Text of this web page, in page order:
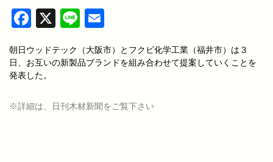
Facebook
X Line
朝日ウッドテック（大阪市）とフクビ化学工業（福井市）は３
日、お互いの新製品ブランドを組み合わせて提案していくことを
発表した。
※詳細は、日刊木材新聞をご覧下さい